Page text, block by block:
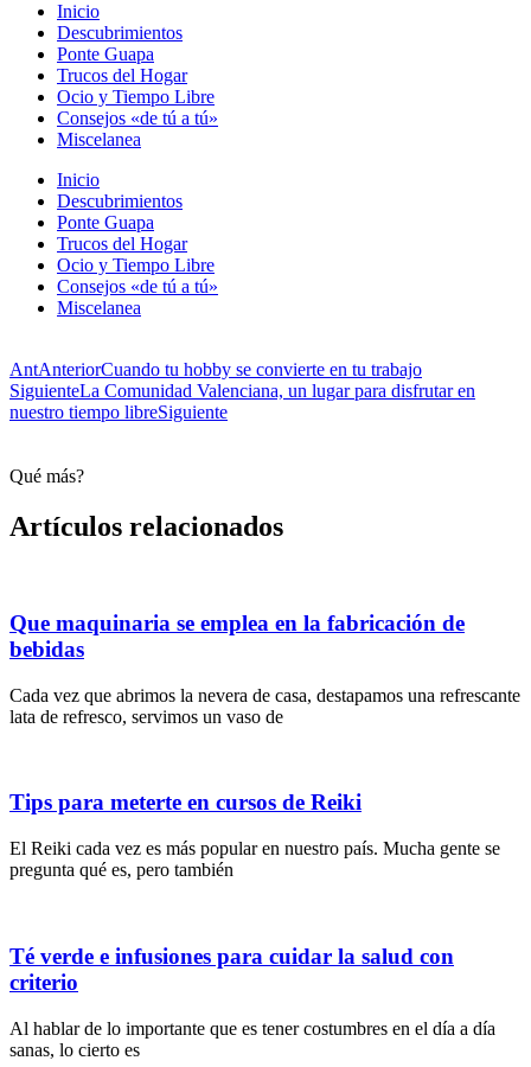
Inicio
Descubrimientos
Ponte Guapa
Trucos del Hogar
Ocio y Tiempo Libre
Consejos «de tú a tú»
Miscelanea
Inicio
Descubrimientos
Ponte Guapa
Trucos del Hogar
Ocio y Tiempo Libre
Consejos «de tú a tú»
Miscelanea
AntAnteriorCuando tu hobby se convierte en tu trabajo
SiguienteLa Comunidad Valenciana, un lugar para disfrutar en
nuestro tiempo libreSiguiente
Qué más?
Artículos relacionados
Que maquinaria se emplea en la fabricación de
bebidas
Cada vez que abrimos la nevera de casa, destapamos una refrescante
lata de refresco, servimos un vaso de
Tips para meterte en cursos de Reiki
El Reiki cada vez es más popular en nuestro país. Mucha gente se
pregunta qué es, pero también
Té verde e infusiones para cuidar la salud con
criterio
Al hablar de lo importante que es tener costumbres en el día a día
sanas, lo cierto es